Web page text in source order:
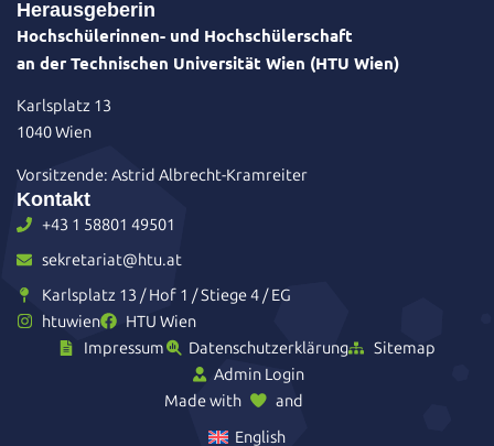
Herausgeberin
Hochschülerinnen- und Hochschülerschaft
an der Technischen Universität Wien (HTU Wien)
Karlsplatz 13
1040 Wien
Vorsitzende: Astrid Albrecht-Kramreiter
Kontakt
+43 1 58801 49501
sekretariat@htu.at
Karlsplatz 13 / Hof 1 / Stiege 4 / EG
htuwien
HTU Wien
Impressum
Datenschutzerklärung
Sitemap
Admin Login
Made with
and
English